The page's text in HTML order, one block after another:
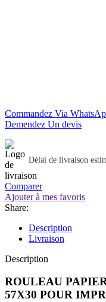
Commandez Via
Demendez Un devis
Délai de livraison
Comparer
Ajouter à mes favoris
Share:
Description
Livraison
Description
ROULEAU
57X30 POUR